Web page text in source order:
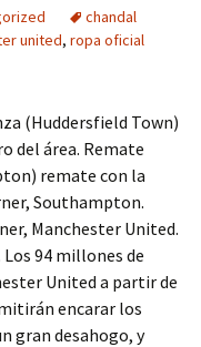
chandal
united, ropa oficial
(Huddersfield Town)
del área. Remate
remate con la
Southampton.
Manchester United.
94 millones de
United a partir de
encarar los
gran desahogo, y